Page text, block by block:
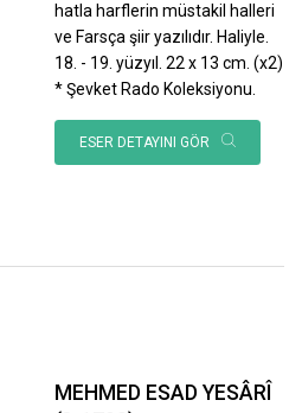
hatla harflerin müstakil halleri
ve Farsça şiir yazılıdır. Haliyle.
18. - 19. yüzyıl. 22 x 13 cm. (x2)
* Şevket Rado Koleksiyonu.
ESER DETAYINI GÖR
MEHMED ESAD YESÂRÎ